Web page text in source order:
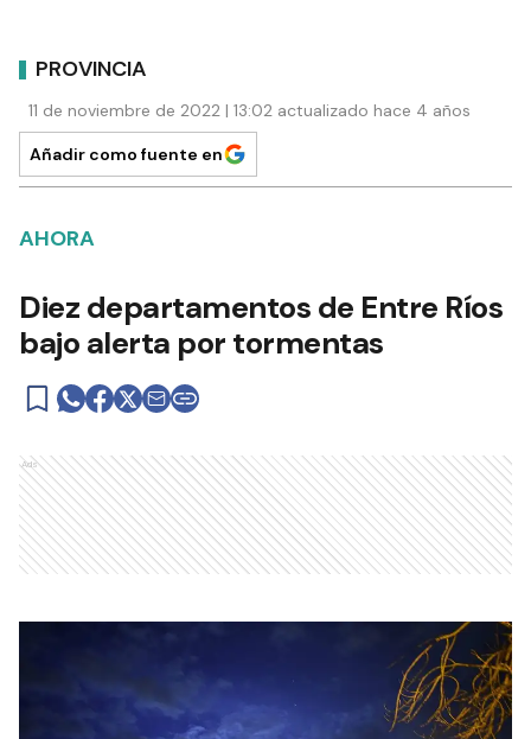
PROVINCIA
11 de noviembre de 2022 | 13:02 actualizado hace 4 años
Añadir como fuente en
AHORA
Diez departamentos de Entre Ríos
bajo alerta por tormentas
Ads